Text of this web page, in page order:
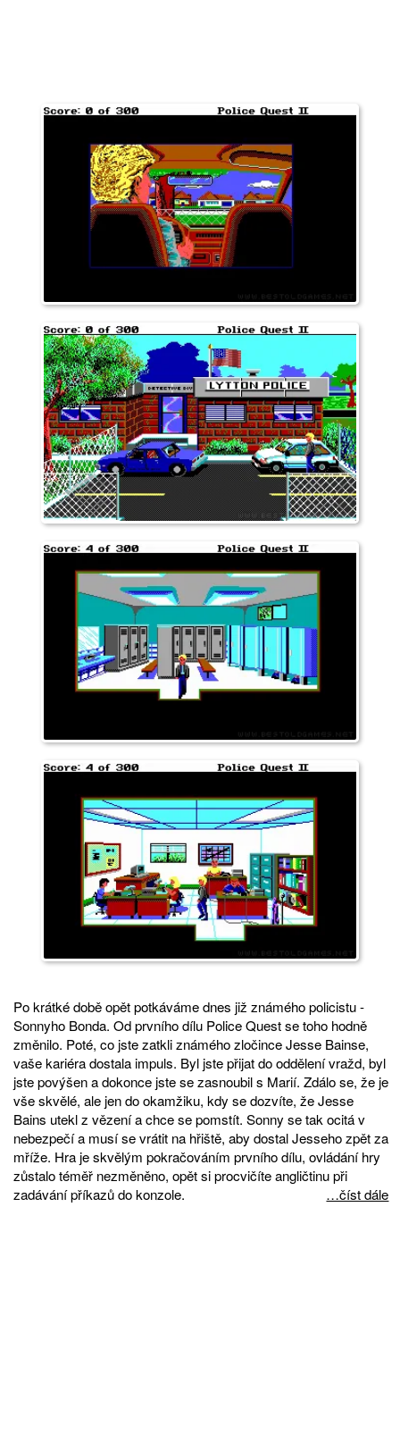
Po krátké době opět potkáváme dnes již známého policistu -
Sonnyho Bonda. Od prvního dílu Police Quest se toho hodně
změnilo. Poté, co jste zatkli známého zločince Jesse Bainse,
vaše kariéra dostala impuls. Byl jste přijat do oddělení vražd, byl
jste povýšen a dokonce jste se zasnoubil s Marií. Zdálo se, že je
vše skvělé, ale jen do okamžiku, kdy se dozvíte, že Jesse
Bains utekl z vězení a chce se pomstít. Sonny se tak ocitá v
nebezpečí a musí se vrátit na hřiště, aby dostal Jesseho zpět za
mříže. Hra je skvělým pokračováním prvního dílu, ovládání hry
zůstalo téměř nezměněno, opět si procvičíte angličtinu při
zadávání příkazů do konzole.
…číst dále